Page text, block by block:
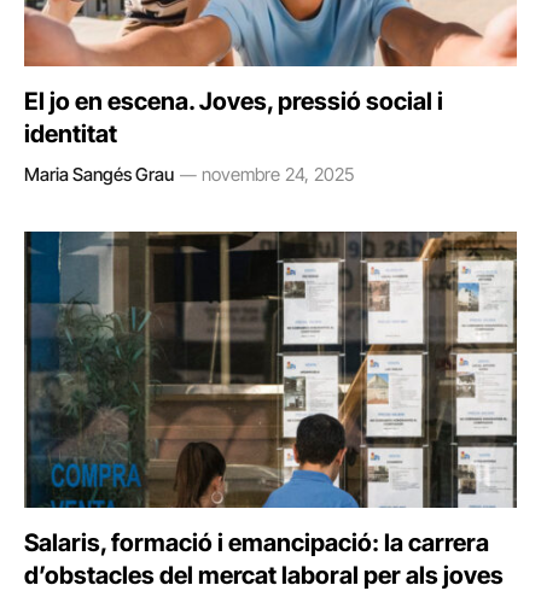
El jo en escena. Joves, pressió social i
identitat
Maria Sangés Grau novembre 24, 2025
Salaris, formació i emancipació: la carrera
d’obstacles del mercat laboral per als joves